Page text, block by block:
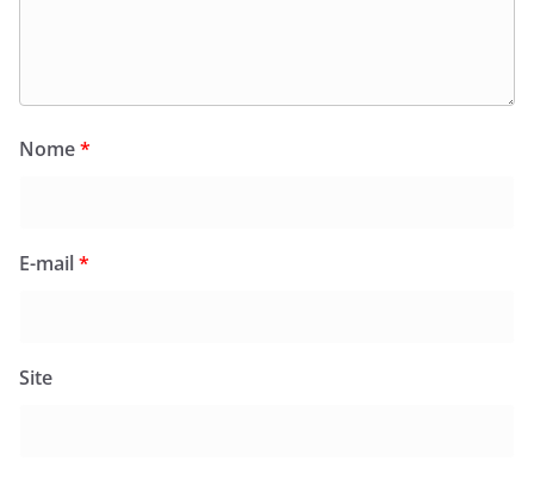
Nome*
E-mail*
Site